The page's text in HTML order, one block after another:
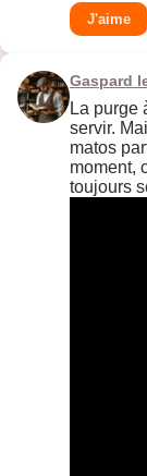
J'aime
Gaspard
La purge
servir.
matos
moment,
toujours